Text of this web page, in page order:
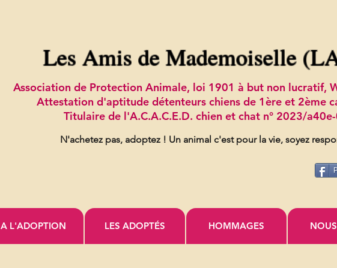
Les Amis de Mademoiselle
Association de Protection Animale, loi 1901 à but non lucratif,
Attestation d'aptitude détenteurs chiens de 1ère et 2ème
Titulaire de l'A.C.A.C.E.D. chien et chat n° 2023/
N'achetez pas, adoptez ! Un animal c'est pour la vie, soyez
A L'ADOPTION LES ADOPTÉS HOMMAGES